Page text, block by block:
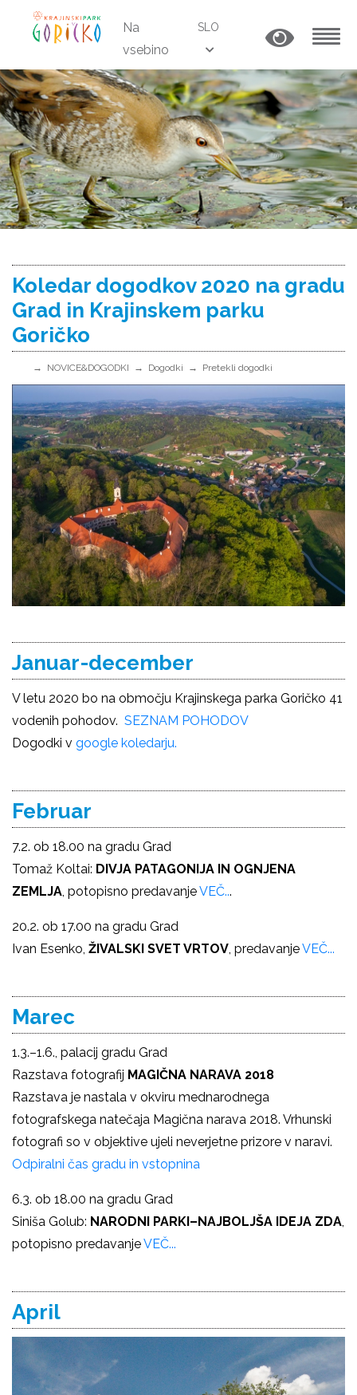
Na
vsebino
SLO
Koledar dogodkov 2020 na gradu
Grad in Krajinskem parku
Goričko
NOVICE&DOGODKI Dogodki Pretekli dogodki
Januar-december
V letu 2020 bo na območju Krajinskega parka Goričko 41
vodenih pohodov. SEZNAM POHODOV
Dogodki v google koledarju.
Februar
7.2. ob 18.00 na gradu Grad
Tomaž Koltai: DIVJA PATAGONIJA IN OGNJENA
ZEMLJA, potopisno predavanjeVEČ...
20.2. ob 17.00 na gradu Grad
Ivan Esenko, ŽIVALSKI SVET VRTOV, predavanjeVEČ...
Marec
1.3.–1.6., palacij gradu Grad
Razstava fotografij MAGIČNA NARAVA 2018
Razstava je nastala v okviru mednarodnega
fotografskega natečaja Magična narava 2018. Vrhunski
fotografi so v objektive ujeli neverjetne prizore v naravi.
Odpiralni čas gradu in vstopnina
6.3. ob 18.00 na gradu Grad
Siniša Golub: NARODNI PARKI–NAJBOLJŠA IDEJA ZDA,
potopisno predavanjeVEČ...
April